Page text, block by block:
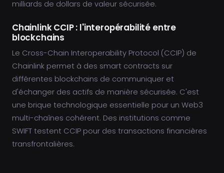
milliards de dollars de valeur sécurisée.
Chainlink CCIP : l'interopérabilité entre
blockchains
Le Cross-Chain Interoperability Protocol (CCIP) de
Chainlink permet à des smart contracts sur
différentes blockchains de communiquer et
d'échanger des actifs de manière sécurisée. C'est
une brique technologique essentielle pour un Web3
multi-chaînes cohérent. Des institutions comme
SWIFT testent CCIP pour des transactions financières
transfrontalières.